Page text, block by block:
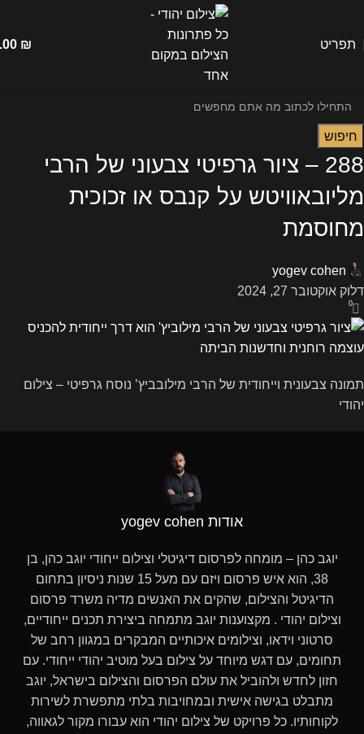
תפריט ₪
חיפוש
288 – ציור גרפיטי צבעוני של הרבי
מליובאוויטש על קנבס או זכוכית
מחוסמת
yogev cohen
דלוק אוקטובר 27, 2024
0
תמונה צבעונית וייחודית של הרבי מילובביץ’ נוסח גרפיטי – צילום
יהודי
אודות yogev cohen
יוגב כהן – מומחה לפרסום דיגיטלי וצילום ייחודי יוגב כהן, בן
38, הוא איש פרסום ויזם עם מעל 15 שנות ניסיון בתחום
הדיגיטל והצילום, שהקים את האנשים מדיה משרד פרסום
וצילום יהודי . מקצוענות יוגב מתמחה ביצירת תכנים ייחודיים,
סרטוני וידאו, וצילומים איכותיים המבקרים במגוון רחב של
תחומים, עם דגש מיוחד על צילום בעל מוטיב יהודי ייחודי. עם
חזון לחדש ולהוביל את עולם הפרסום והצילום בישראל, יוגב
מתבלט בגישה אישית ובמחויבות בלתי מתפשרת לשירות
לקוחותיו. כל פרויקט של צילום יהודי הוא עבורו מקור לגאווה,